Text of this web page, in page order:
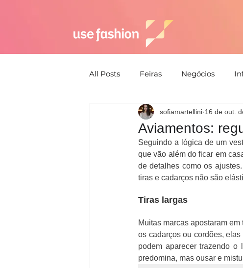
All Posts Feiras Negócios
Semana de moda
Moda Praia
Aviamentos:
sofiamartellini 16 de out.
Seguindo a lógica de um
que vão além do ficar em
de detalhes como os
tiras e cadarços não são
Tiras largas
Muitas marcas apostaram
os cadarços ou cordões,
podem aparecer trazendo o
predomina, mas ousar e